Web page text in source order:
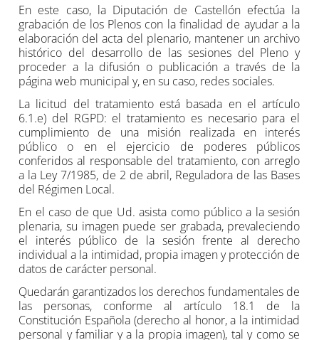
En este caso, la Diputación de Castellón efectúa la
grabación de los Plenos con la finalidad de ayudar a la
elaboración del acta del plenario, mantener un archivo
histórico del desarrollo de las sesiones del Pleno y
proceder a la difusión o publicación a través de la
página web municipal y, en su caso, redes sociales.
La licitud del tratamiento está basada en el artículo
6.1.e) del RGPD: el tratamiento es necesario para el
cumplimiento de una misión realizada en interés
público o en el ejercicio de poderes públicos
conferidos al responsable del tratamiento, con arreglo
a la Ley 7/1985, de 2 de abril, Reguladora de las Bases
del Régimen Local.
En el caso de que Ud. asista como público a la sesión
plenaria, su imagen puede ser grabada, prevaleciendo
el interés público de la sesión frente al derecho
individual a la intimidad, propia imagen y protección de
datos de carácter personal.
Quedarán garantizados los derechos fundamentales de
las personas, conforme al artículo 18.1 de la
Constitución Española (derecho al honor, a la intimidad
personal y familiar y a la propia imagen), tal y como se